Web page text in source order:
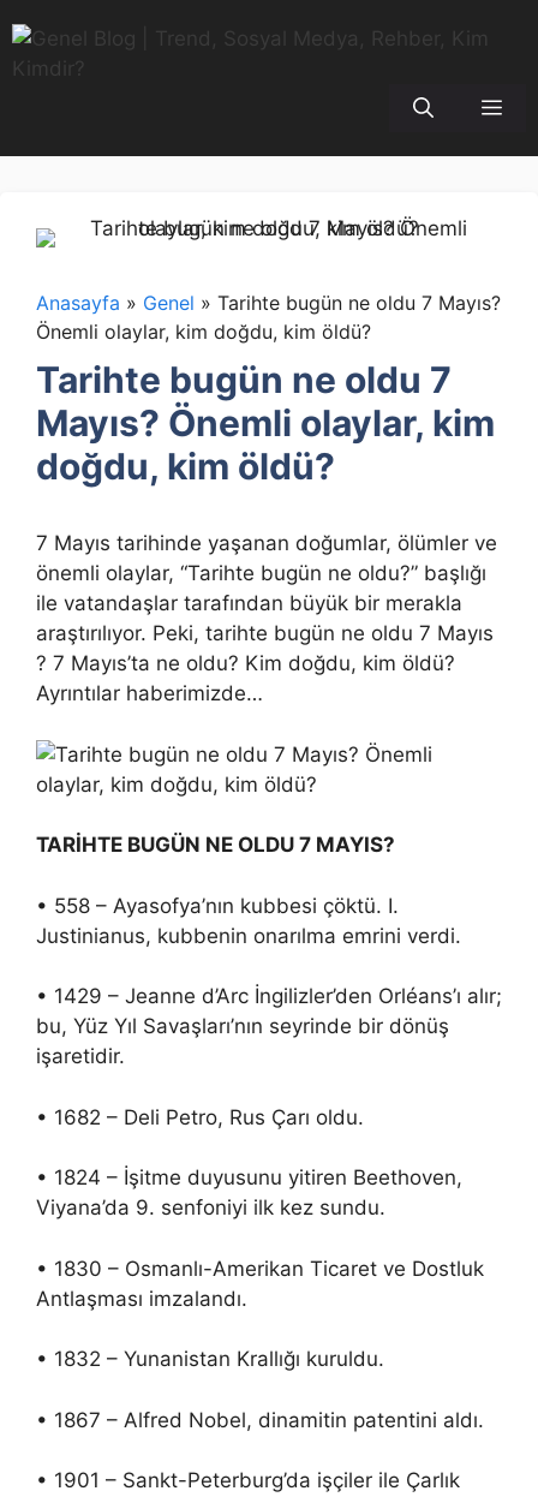
atla
Anasayfa » Genel » Tarihte bugün ne oldu 7 Mayıs?
Önemli olaylar, kim doğdu, kim öldü?
Tarihte bugün ne oldu 7
Mayıs? Önemli olaylar, kim
doğdu, kim öldü?
7 Mayıs tarihinde yaşanan doğumlar, ölümler ve
önemli olaylar, “Tarihte bugün ne oldu?” başlığı
ile vatandaşlar tarafından büyük bir merakla
araştırılıyor. Peki, tarihte bugün ne oldu 7 Mayıs
? 7 Mayıs’ta ne oldu? Kim doğdu, kim öldü?
Ayrıntılar haberimizde…
TARİHTE BUGÜN NE OLDU 7 MAYIS?
• 558 – Ayasofya’nın kubbesi çöktü. I.
Justinianus, kubbenin onarılma emrini verdi.
• 1429 – Jeanne d’Arc İngilizler’den Orléans’ı alır;
bu, Yüz Yıl Savaşları’nın seyrinde bir dönüş
işaretidir.
• 1682 – Deli Petro, Rus Çarı oldu.
• 1824 – İşitme duyusunu yitiren Beethoven,
Viyana’da 9. senfoniyi ilk kez sundu.
• 1830 – Osmanlı-Amerikan Ticaret ve Dostluk
Antlaşması imzalandı.
• 1832 – Yunanistan Krallığı kuruldu.
• 1867 – Alfred Nobel, dinamitin patentini aldı.
• 1901 – Sankt-Peterburg’da işçiler ile Çarlık